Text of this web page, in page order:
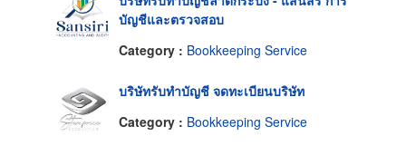
บัญชีและตรวจสอบ
Category : Bookkeeping Service
บริษัทรับทำบัญชี จดทะเบียนบริษัท
Category : Bookkeeping Service